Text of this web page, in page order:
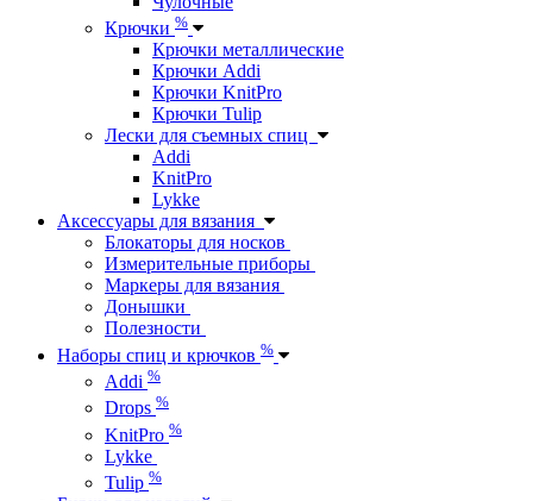
Крючки %
Крючки металлические
Крючки Addi
Крючки KnitPro
Крючки Tulip
Лески для съемных спиц
Addi
KnitPro
Lykke
Аксессуары для вязания
Блокаторы для носков
Измерительные приборы
Маркеры для вязания
Донышки
Полезности
Наборы спиц и крючков %
Addi %
Drops %
KnitPro %
Lykke
Tulip %